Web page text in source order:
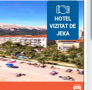
HOTEL
VIZITAT DE
JEKA